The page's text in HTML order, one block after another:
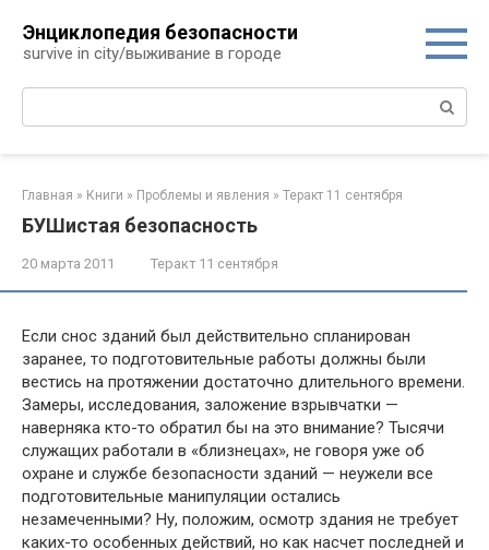
контенту
Энциклопедия безопасности
survive in city/выживание в городе
Поиск:
Главная » Книги » Проблемы и явления » Теракт 11 сентября
БУШистая безопасность
20 марта 2011 Теракт 11 сентября
Если снос зданий был действительно спланирован
заранее, то подготовительные работы должны были
вестись на протяжении достаточно длительного времени.
Замеры, исследования, заложение взрывчатки —
наверняка кто-то обратил бы на это внимание? Тысячи
служащих работали в «близнецах», не говоря уже об
охране и службе безопасности зданий — неужели все
подготовительные манипуляции остались
незамеченными? Ну, положим, осмотр здания не требует
каких-то особенных действий, но как насчет последней и